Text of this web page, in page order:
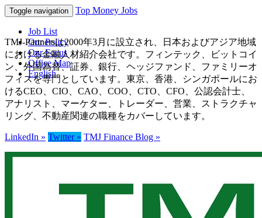
Toggle navigation Top Money Jobs
Job List
Our Policy
Our Focus
Office Map
English
TMJ-Partnersは2000年3月に設立され、日本およびアジア地域
における金融人材紹介会社です。フィンテック、ビットコイ
ン、外国為替、証券、銀行、ヘッジファンド、ファミリーオ
フィスを専門としています。東京、香港、シンガポールにお
けるCEO、CIO、CAO、COO、CTO、CFO、公認会計士、
アナリスト、マーケター、トレーダー、営業、ストラクチャ
リング、不動産関連の職種をカバーしています。
LinkedIn » Twitter » TMJ Finance Blog »